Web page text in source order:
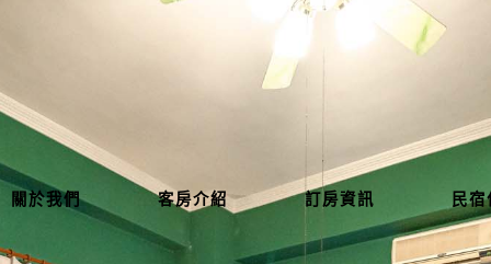
關於我們 客房介紹 訂房資訊 民